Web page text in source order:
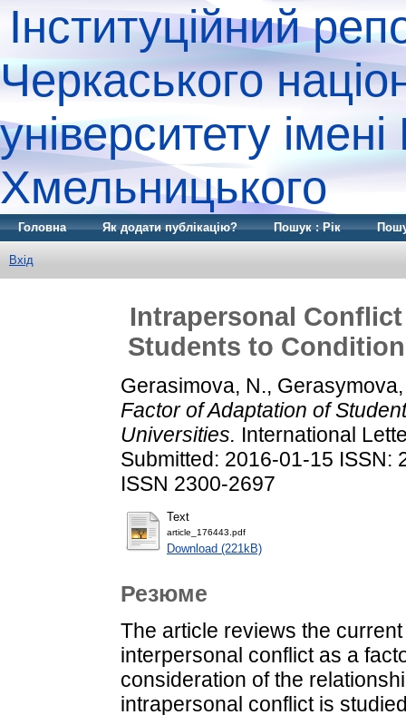
Інституційний
Черкаського
університету
Хмельницького
Головна Як додати публікацію? Пошук : Рік
Вхід
Intrapersonal
Students to
Gerasimova, N.,
Factor of Adaptation of
Universities. International
Submitted: 2016-01-15 ISSN:
ISSN 2300-2697
Text
article_176443.pdf
Download (221kB)
Резюме
The article reviews the
interpersonal conflict as a
consideration of the
intrapersonal conflict is